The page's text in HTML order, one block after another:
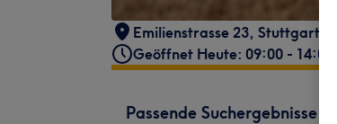
Emilienstrasse 23, Stuttgart
Geöffnet Heute: 09:00 - 14:00
Passende Suchergebnisse